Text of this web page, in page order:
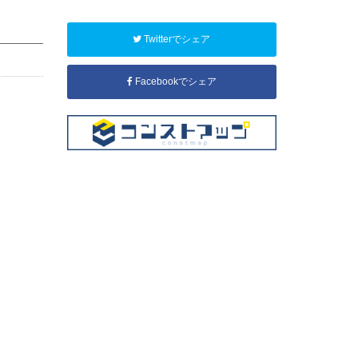
Twitterでシェア
Facebookでシェア